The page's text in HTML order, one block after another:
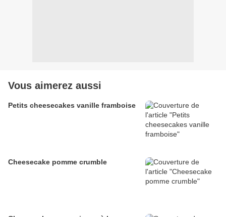
Vous aimerez aussi
Petits cheesecakes vanille framboise
Cheesecake pomme crumble